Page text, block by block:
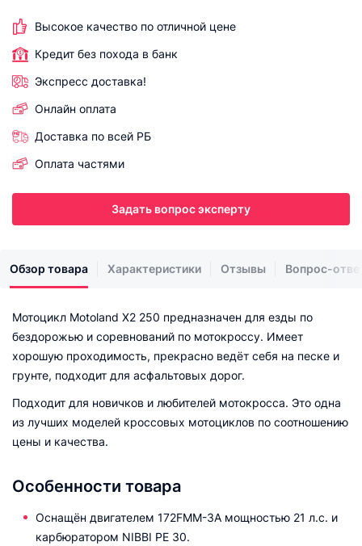
Высокое качество по отличной цене
Кредит без похода в банк
Экспресс доставка!
Онлайн оплата
Доставка по всей РБ
Оплата частями
Задать вопрос эксперту
Обзор товара Характеристики Отзывы Вопрос-
Мотоцикл Motoland X2 250 предназначен для езды по
бездорожью и соревнований по мотокроссу. Имеет
хорошую проходимость, прекрасно ведёт себя на песке и
грунте, подходит для асфальтовых дорог.
Подходит для новичков и любителей мотокросса. Это одна
из лучших моделей кроссовых мотоциклов по соотношению
цены и качества.
Особенности товара
Оснащён двигателем 172FMM-3A мощностью 21 л.с. и
карбюратором NIBBI PE 30.